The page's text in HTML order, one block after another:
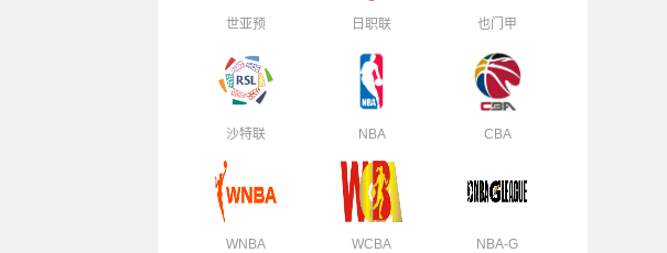
世亚预 日职联 也门甲
沙特联 NBA CBA
WNBA WCBA NBA-G